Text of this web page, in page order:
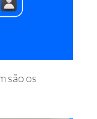
são os